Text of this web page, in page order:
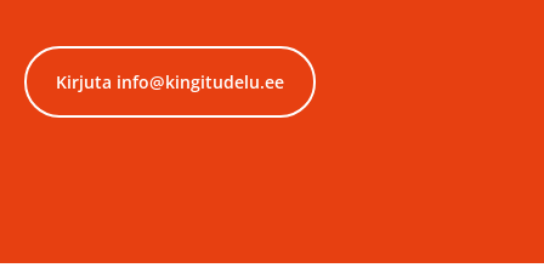
Kirjuta info@kingitudelu.ee